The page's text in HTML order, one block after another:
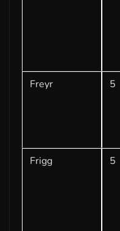
Freyr
5
Frigg
5